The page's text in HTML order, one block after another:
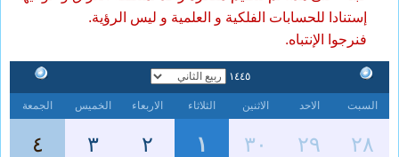
إستنادا للحسابات الفلكية و العلمية و ليس الرؤية.
فنرجوا الإنتباه.
١٤٤٥
السبت الاحد الاثنين الثلاثاء الاربعاء الخميس الجمعة
٢٨ ٢٩ ٣٠ ١ ٢ ٣ ٤